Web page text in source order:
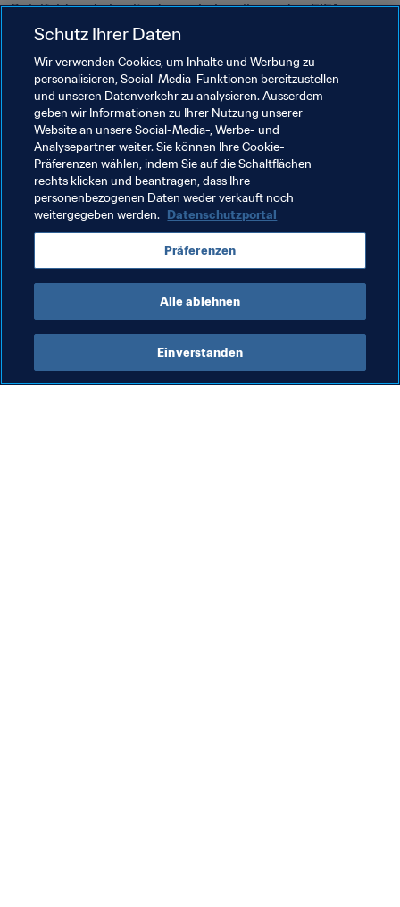
Spielfeld und abseits davon haben ihnen den FIFA-
Fairplay-Preis eingebracht.
Verwandte Themen
FIFA Frauen-Weltmeisterschaft Australien &
Neuseeland 2023™
FIFA Frauen-Weltmeisterschaft Frankreich 2019
USA England Netherlands Germany
Schutz Ihrer Daten
Wir verwenden Cookies, um Inhalte und Werbung zu
personalisieren, Social-Media-Funktionen bereitzustellen
und unseren Datenverkehr zu analysieren. Ausserdem
geben wir Informationen zu Ihrer Nutzung unserer
Website an unsere Social-Media-, Werbe- und
Analysepartner weiter. Sie können Ihre Cookie-
Präferenzen wählen, indem Sie auf die Schaltflächen
rechts klicken und beantragen, dass Ihre
personenbezogenen Daten weder verkauft noch
weitergegeben werden. Datenschutzportal
Präferenzen
Alle ablehnen
Einverstanden